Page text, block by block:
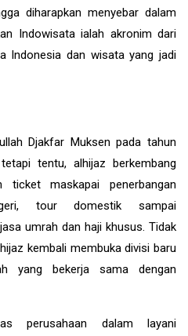
diharapkan menyebar dalam
Indowisata ialah akronim dari
Indonesia dan wisata yang jadi
Djakfar Muksen pada tahun
tentu, alhijaz berkembang
maskapai penerbangan
tour domestik sampai
umrah dan haji khusus. Tidak
kembali membuka divisi baru
yang bekerja sama dengan
perusahaan dalam layani